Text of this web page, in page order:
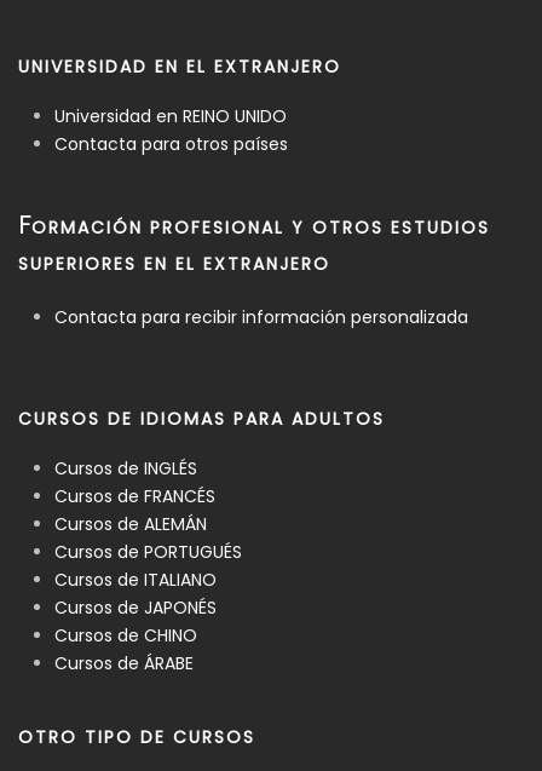
UNIVERSIDAD EN EL EXTRANJERO
Universidad en REINO UNIDO
Contacta para otros países
FORMACIÓN PROFESIONAL Y OTROS ESTUDIOS
SUPERIORES EN EL EXTRANJERO
Contacta para recibir información personalizada
CURSOS DE IDIOMAS PARA ADULTOS
Cursos de INGLÉS
Cursos de FRANCÉS
Cursos de ALEMÁN
Cursos de PORTUGUÉS
Cursos de ITALIANO
Cursos de JAPONÉS
Cursos de CHINO
Cursos de ÁRABE
OTRO TIPO DE CURSOS